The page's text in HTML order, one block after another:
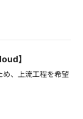
】
、上流工程を希望